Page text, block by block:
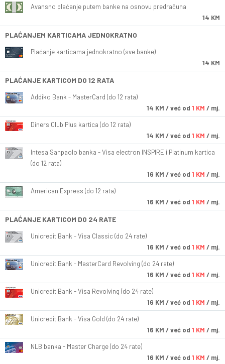
Avansno plaćanje putem banke na osnovu predračuna
14 KM
PLAĆANJEM KARTICAMA JEDNOKRATNO
Plaćanje karticama jednokratno (sve banke)
14 KM
PLAĆANJE KARTICOM DO 12 RATA
Addiko Bank - MasterCard (do 12 rata)
14 KM / već od 1 KM / mj.
Diners Club Plus kartica (do 12 rata)
14 KM / već od 1 KM / mj.
Intesa Sanpaolo banka - Visa electron INSPIRE i Platinum kartica
(do 12 rata)
16 KM / već od 1 KM / mj.
American Express (do 12 rata)
16 KM / već od 1 KM / mj.
PLAĆANJE KARTICOM DO 24 RATE
Unicredit Bank - Visa Classic (do 24 rate)
16 KM / već od 1 KM / mj.
Unicredit Bank - MasterCard Revolving (do 24 rate)
16 KM / već od 1 KM / mj.
Unicredit Bank - Visa Revolving (do 24 rate)
16 KM / već od 1 KM / mj.
Unicredit Bank - Visa Gold (do 24 rate)
16 KM / već od 1 KM / mj.
NLB banka - Master Charge (do 24 rate)
16 KM / već od 1 KM / mj.